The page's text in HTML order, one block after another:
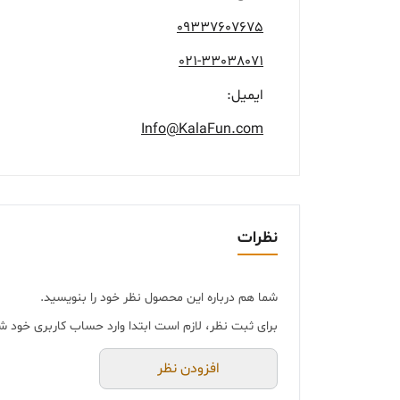
09337607675
021-33038071
ایمیل:
Info@KalaFun.com
نظرات
شما هم درباره این محصول نظر خود را بنویسید.
برای ثبت نظر، لازم است ابتدا وارد حساب کاربری خود
افزودن نظر